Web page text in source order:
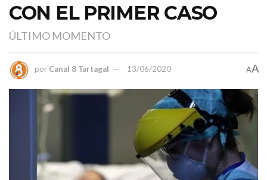
CON EL PRIMER CASO
ÚLTIMO MOMENTO
por Canal 8 Tartagal 13/06/2020 AA